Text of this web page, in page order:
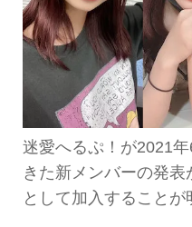
迷愛へるぷ！が2021
きた新メンバーの発
として加入することが